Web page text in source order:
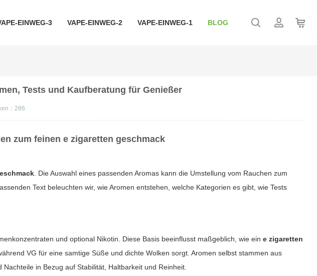
EINWEG-3 VAPE-EINWEG-2 VAPE-EINWEG-1 BLOG
Tests und Kaufberatung für Genießer
： 286
zum feinene zigaretten geschmack
. Die Auswahl eines passenden Aromas kann die Umstellung vom Rauchen zum
Text beleuchten wir, wie Aromen entstehen, welche Kategorien es gibt, wie Tests
und optional Nikotin. Diese Basis beeinflusst maßgeblich, wie eine zigaretten
VG für eine samtige Süße und dichte Wolken sorgt. Aromen selbst stammen aus
in Bezug auf Stabilität, Haltbarkeit und Reinheit.